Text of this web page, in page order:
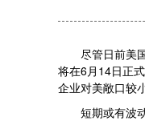
尽管日前美国
将在6月14日正
企业对美敞口较
短期或有波动